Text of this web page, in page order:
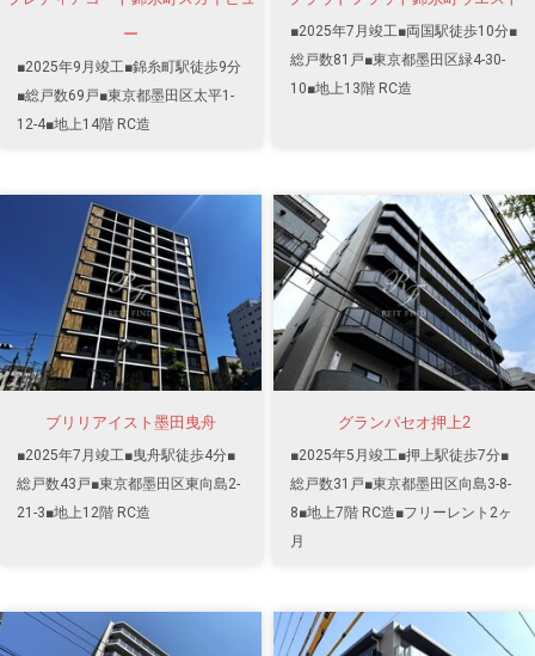
ー
■2025年9月竣工■錦糸町駅徒歩9分
■総戸数69戸■東京都墨田区太平1-
12-4■地上14階 RC造
■2025年7月竣工■両国駅徒歩10分■
総戸数81戸■東京都墨田区緑4-30-
10■地上13階 RC造
ブリリアイスト墨田曳舟
■2025年7月竣工■曳舟駅徒歩4分■
総戸数43戸■東京都墨田区東向島2-
21-3■地上12階 RC造
グランパセオ押上2
■2025年5月竣工■押上駅徒歩7分■
総戸数31戸■東京都墨田区向島3-8-
8■地上7階 RC造■フリーレント2ヶ
月